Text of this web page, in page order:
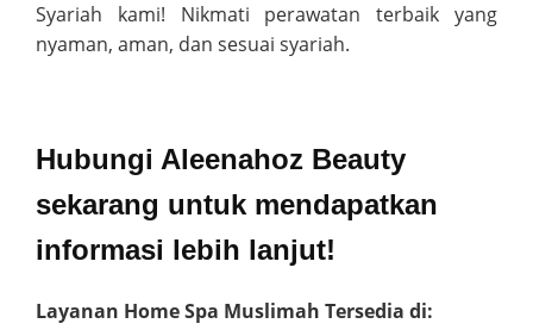
Syariah kami! Nikmati perawatan terbaik yang
nyaman, aman, dan sesuai syariah.
Hubungi Aleenahoz Beauty
sekarang untuk mendapatkan
informasi lebih lanjut!
Layanan Home Spa Muslimah Tersedia di: